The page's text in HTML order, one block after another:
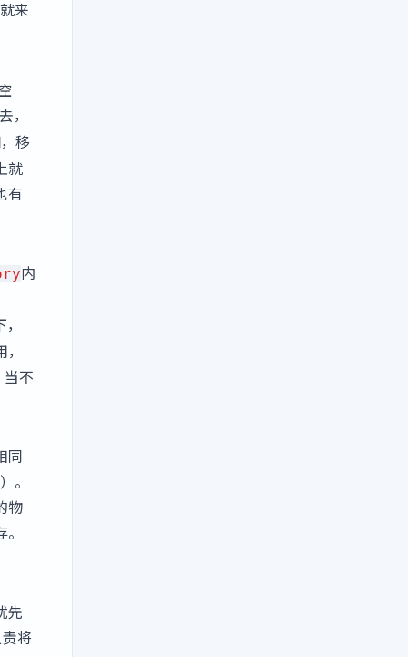
来
，
移
就
有
内
当不
同
。
物
先
将